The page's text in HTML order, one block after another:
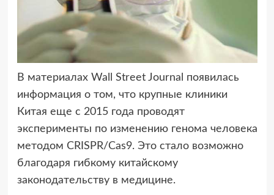
В материалах Wall Street Journal появилась
информация о том, что крупные клиники
Китая еще с 2015 года проводят
эксперименты по изменению генома человека
методом CRISPR/Cas9. Это стало возможно
благодаря гибкому китайскому
законодательству в медицине.